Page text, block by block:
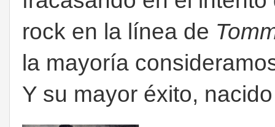
rock en la línea de
la mayoría
Y su mayor éxito,